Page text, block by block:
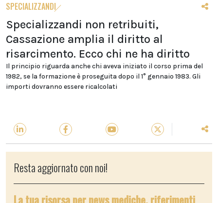
SPECIALIZZANDI
Specializzandi non retribuiti,
Cassazione amplia il diritto al
risarcimento. Ecco chi ne ha diritto
Il principio riguarda anche chi aveva iniziato il corso prima del
1982, se la formazione è proseguita dopo il 1° gennaio 1983. Gli
importi dovranno essere ricalcolati
Resta aggiornato con noi!
La tua risorsa per news mediche, riferimenti